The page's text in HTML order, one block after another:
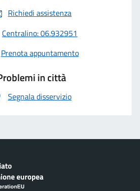
Richiedi assistenza
Centralino: 06.932951
Prenota appuntamento
in città
Segnala disservizio